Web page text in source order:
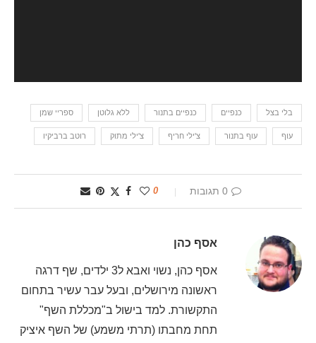
בלי בצל כנפיים כנפיים בתנור ללא גלוטן ספריי שמן
עוף עוף בתנור צ'ילי חריף צ'ילי מתוק רוטב ברביקיו
0 תגובות 0
אסף כהן
אסף כהן, נשוי ואבא ל3 ילדים, שף דרגה
ראשונה מירושלים, ובעל עבר עשיר בתחום
התקשורת. למד בישול ב"מכללת השף"
תחת מחבתו (תרתי משמע) של השף איציק